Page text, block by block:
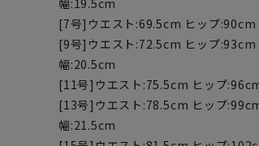
幅:19.5cm
[7号]ウエスト:69.5cm ヒップ
[9号]ウエスト:72.5cm ヒップ
幅:20.5cm
[11号]ウエスト:75.5cm ヒップ
[13号]ウエスト:78.5cm ヒップ
幅:21.5cm